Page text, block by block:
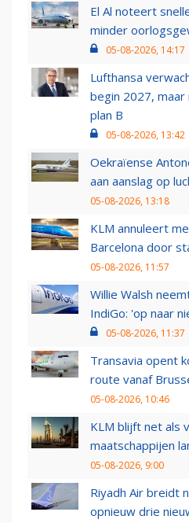
El Al noteert
minder
05-08-2026, 14:17
Lufthansa
begin 2027,
plan B
05-08-2026, 13:42
Oekraïense
aan aanslag op
05-08-2026, 13:18
KLM annuleert
Barcelona door
05-08-2026, 11:57
Willie Walsh
IndiGo: 'op naar
05-08-2026, 11:37
Transavia opent
route vanaf
05-08-2026, 10:46
KLM blijft net als
maatschappijen
05-08-2026, 9:00
Riyadh Air breidt
opnieuw drie